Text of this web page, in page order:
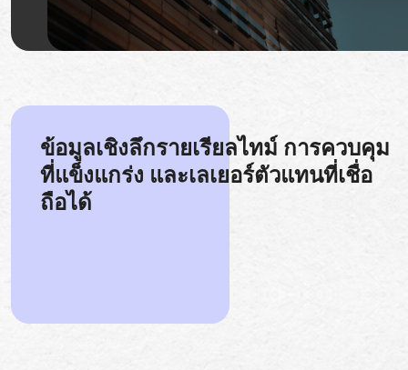
ข้อมูลเชิงลึกรายเรียลไทม์ การควบคุม
ที่แข็งแกร่ง และเลเยอร์ตัวแทนที่เชื่อ
ถือได้